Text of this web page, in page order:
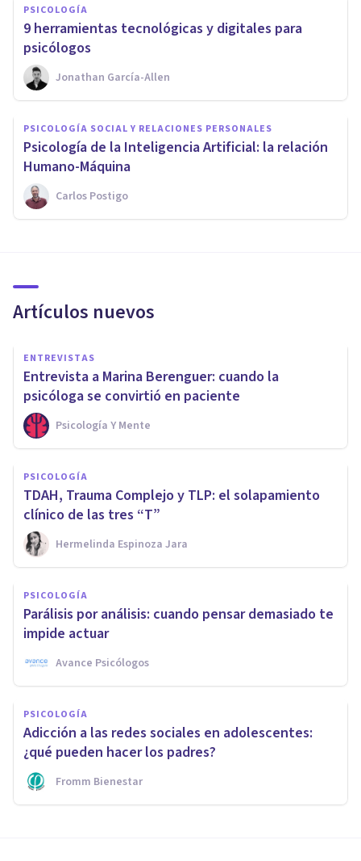
PSICOLOGÍA
9 herramientas tecnológicas y digitales para
psicólogos
Jonathan García-Allen
PSICOLOGÍA SOCIAL Y RELACIONES PERSONALES
Psicología de la Inteligencia Artificial: la relación
Humano-Máquina
Carlos Postigo
Artículos nuevos
ENTREVISTAS
Entrevista a Marina Berenguer: cuando la
psicóloga se convirtió en paciente
Psicología Y Mente
PSICOLOGÍA
TDAH, Trauma Complejo y TLP: el solapamiento
clínico de las tres “T”
Hermelinda Espinoza Jara
PSICOLOGÍA
Parálisis por análisis: cuando pensar demasiado te
impide actuar
Avance Psicólogos
PSICOLOGÍA
Adicción a las redes sociales en adolescentes:
¿qué pueden hacer los padres?
Fromm Bienestar